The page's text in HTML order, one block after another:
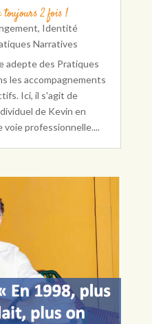
toujours 2 fois !
, Identité
Narratives
adepte des Pratiques
les accompagnements
Ici, il s'agit de
de Kevin en
voie professionnelle....